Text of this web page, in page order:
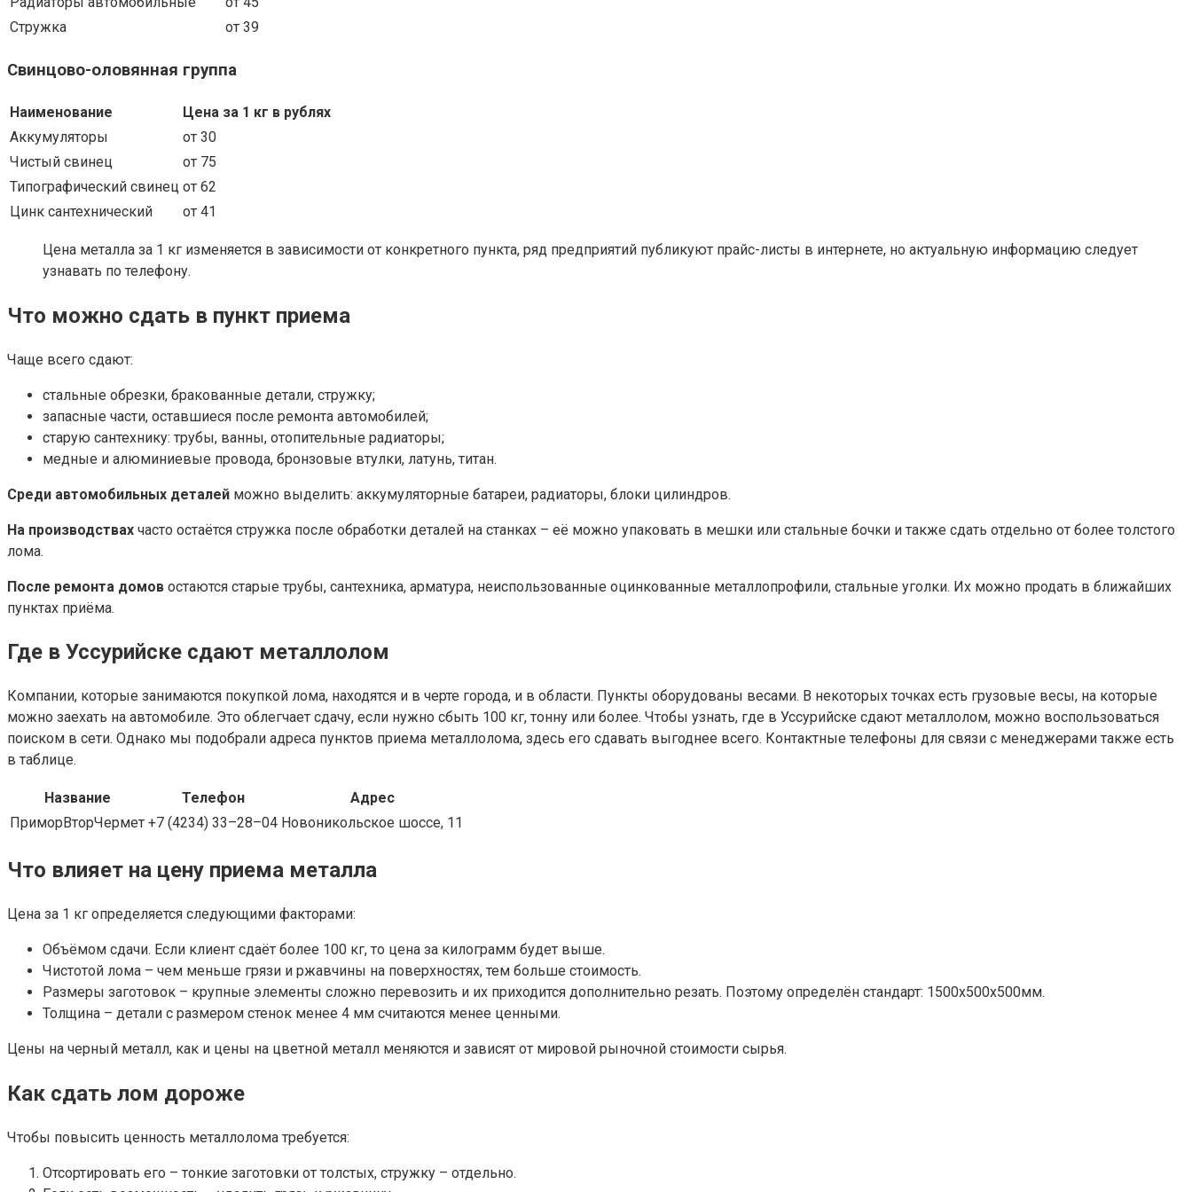
Стружка
от 39
Свинцово-оловянная группа
Наименование
Цена за 1 кг в рублях
Аккумуляторы
от 30
Чистый свинец
от 75
Типографический свинец от 62
Цинк сантехнический
от 41
Цена металла за 1 кг изменяется в зависимости от конкретного пункта, ряд предприятий публикуют прайс-листы в интернете, но актуальную информацию следует
узнавать по телефону.
Что можно сдать в пункт приема
Чаще всего сдают:
стальные обрезки, бракованные детали, стружку;
запасные части, оставшиеся после ремонта автомобилей;
старую сантехнику: трубы, ванны, отопительные радиаторы;
медные и алюминиевые провода, бронзовые втулки, латунь, титан.
Среди автомобильных деталей можно выделить: аккумуляторные батареи, радиаторы, блоки цилиндров.
На производствах часто остаётся стружка после обработки деталей на станках – её можно упаковать в мешки или стальные бочки и также сдать отдельно от более толстого
лома.
После ремонта домов остаются старые трубы, сантехника, арматура, неиспользованные оцинкованные металлопрофили, стальные уголки. Их можно продать в ближайших
пунктах приёма.
Где в Уссурийске сдают металлолом
Компании, которые занимаются покупкой лома, находятся и в черте города, и в области. Пункты оборудованы весами. В некоторых точках есть грузовые весы, на которые
можно заехать на автомобиле. Это облегчает сдачу, если нужно сбыть 100 кг, тонну или более. Чтобы узнать, где в Уссурийске сдают металлолом, можно воспользоваться
поиском в сети. Однако мы подобрали адреса пунктов приема металлолома, здесь его сдавать выгоднее всего. Контактные телефоны для связи с менеджерами также есть
в таблице.
Название Телефон
Адрес
ПриморВторЧермет +7 (4234) 33–28–04 Новоникольское шоссе, 11
Что влияет на цену приема металла
Цена за 1 кг определяется следующими факторами:
Объёмом сдачи. Если клиент сдаёт более 100 кг, то цена за килограмм будет выше.
Чистотой лома – чем меньше грязи и ржавчины на поверхностях, тем больше стоимость.
Размеры заготовок – крупные элементы сложно перевозить и их приходится дополнительно резать. Поэтому определён стандарт: 1500х500х500мм.
Толщина – детали с размером стенок менее 4 мм считаются менее ценными.
Цены на черный металл, как и цены на цветной металл меняются и зависят от мировой рыночной стоимости сырья.
Как сдать лом дороже
Чтобы повысить ценность металлолома требуется:
Отсортировать его – тонкие заготовки от толстых, стружку – отдельно.